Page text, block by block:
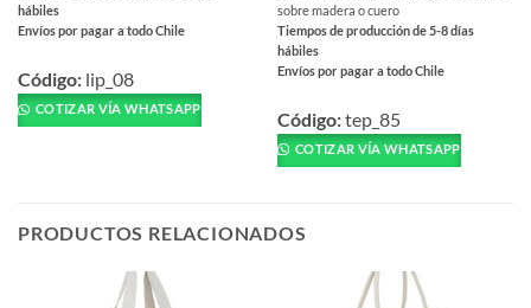
hábiles
Envíos por pagar a todo Chile
producto
tiene
múltiples
se
Código: lip_08
COTIZAR VÍA WHATSAPP
sobre madera o cuero
Tiempos de producción de 5-8 días
hábiles
Envíos por pagar a todo Chile
producto
tiene
múltiples
opciones
Código:tep_85
COTIZAR VÍA WHATSAPP
PRODUCTOS RELACIONADOS